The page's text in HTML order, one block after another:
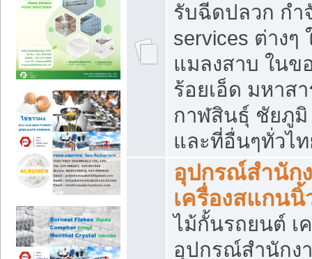
รับฉีดปลวก กำ
services ต่าง
แมลงสาบ ใน
ร้อยเอ็ด มหาส
กาฬสินธุ์ ชัยภู
และที่อื่นๆทั่วไ
อุปกรณ์สำนัก
เครื่องสแกนนิ้
ไม้กั้นรถยนต์ เ
อุปกรณ์สำนักง